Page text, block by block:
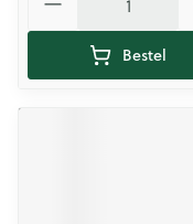
Bestel